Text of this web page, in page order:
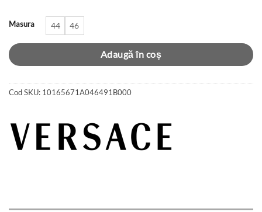
Masura 44 46
Adaugă în coș
Cod SKU: 10165671A046491B000